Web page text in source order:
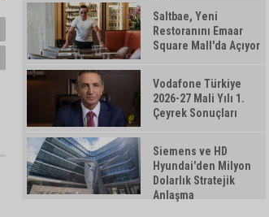
Saltbae, Yeni
Restoranını Emaar
Square Mall'da Açıyor
Vodafone Türkiye
2026-27 Mali Yılı 1.
Çeyrek Sonuçları
Siemens ve HD
Hyundai'den Milyon
Dolarlık Stratejik
Anlaşma